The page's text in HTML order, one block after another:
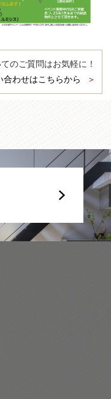
のご質問はお気軽に！
合わせはこちらから